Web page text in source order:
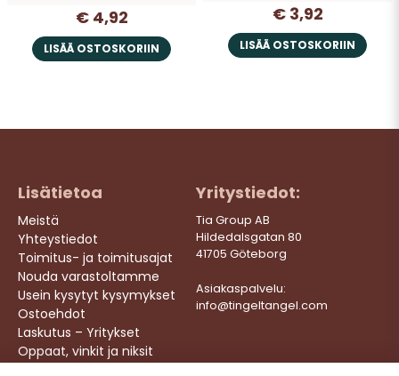
€ 4,92
LISÄÄ OSTOSKORIIN
€ 3,92
LISÄÄ OSTOSKORIIN
Lisätietoa
Meistä
Yhteystiedot
Toimitus- ja toimitusajat
Nouda varastoltamme
Usein kysytyt kysymykset
Ostoehdot
Laskutus – Yritykset
Oppaat, vinkit ja niksit
Yritystiedot:
Tia Group AB
Hildedalsgatan 80
41705 Göteborg
Asiakaspalvelu:
info@tingeltangel.com